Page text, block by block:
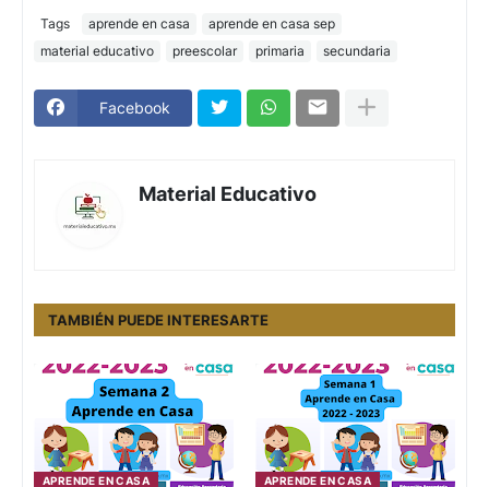
Tags aprende en casa
aprende en casa sep
material educativo
preescolar primaria secundaria
Facebook
Material Educativo
TAMBIÉN PUEDE INTERESARTE
APRENDE EN CASA APRENDE EN CASA